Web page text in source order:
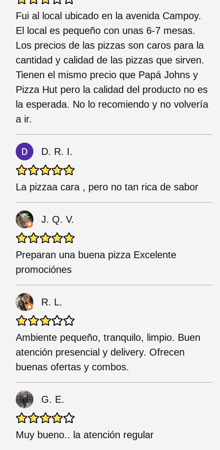
Fui al local ubicado en la avenida Campoy.
El local es pequeño con unas 6-7 mesas.
Los precios de las pizzas son caros para la
cantidad y calidad de las pizzas que sirven.
Tienen el mismo precio que Papá Johns y
Pizza Hut pero la calidad del producto no es
la esperada. No lo recomiendo y no volvería
a ir.
D. R. I.
La pizzaa cara , pero no tan rica de sabor
J. Q. V.
Preparan una buena pizza Excelente
promociónes
R. L.
Ambiente pequeño, tranquilo, limpio. Buen
atención presencial y delivery. Ofrecen
buenas ofertas y combos.
G. E.
Muy bueno.. la atención regular